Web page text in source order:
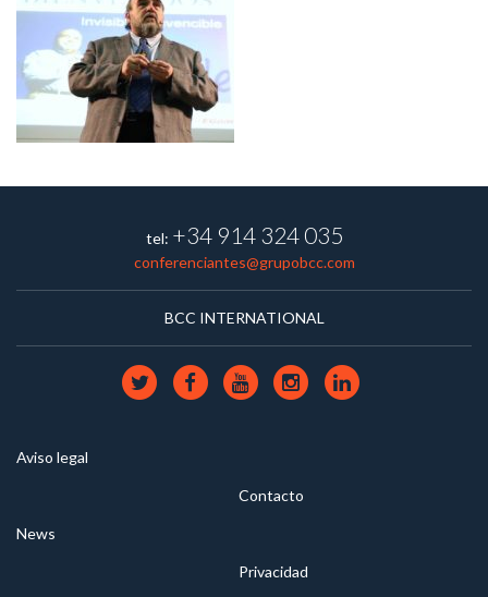
tel: +34 914 324 035
conferenciantes@grupobcc.com
BCC INTERNATIONAL
Aviso legal
Contacto
News
Privacidad